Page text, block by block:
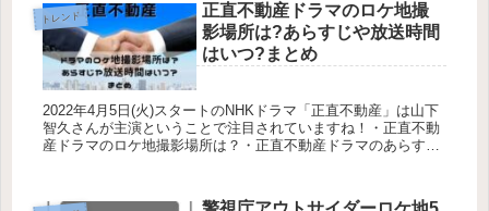
トレンド
正直不動産ドラマのロケ地撮
影場所は?あらすじや放送時間
はいつ?まとめ
2022年4月5日(火)スタートのNHKドラマ「正直不動産」は山下
智久さんが主演ということで注目されていますね！・正直不動
産ドラマのロケ地撮影場所は？・正直不動産ドラマのあらす